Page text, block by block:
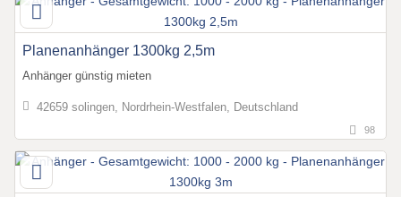
Planenanhänger 1300kg 2,5m
Anhänger günstig mieten
42659 solingen, Nordrhein-Westfalen, Deutschland
98